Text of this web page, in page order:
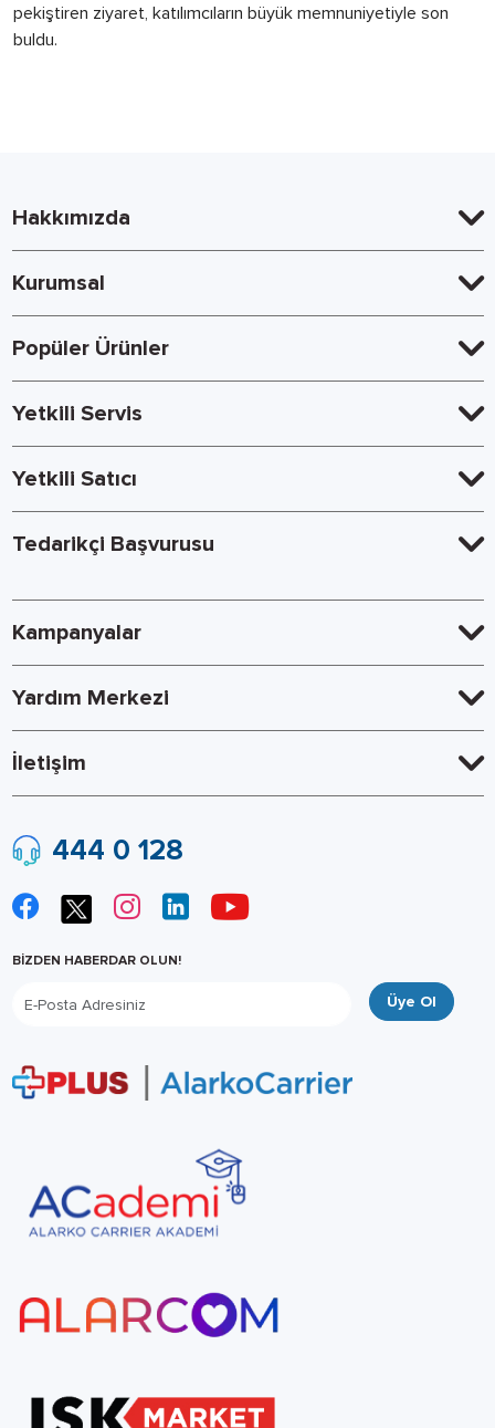
pekiştiren ziyaret, katılımcıların büyük memnuniyetiyle son
buldu.
Hakkımızda
Kurumsal
Popüler Ürünler
Yetkili Servis
Yetkili Satıcı
Tedarikçi Başvurusu
Kampanyalar
Yardım Merkezi
İletişim
444 0 128
BİZDEN HABERDAR OLUN!
Üye Ol